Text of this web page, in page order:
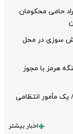
حامی محکومان
آتش سوزی در محل
هرمز با مجوز
یک مأمور انتظامی
اخبار بیشتر